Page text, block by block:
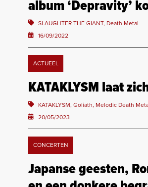
album ‘Depravity’
SLAUGHTER THE GIANT, Death Metal
16/09/2022
ACTUEEL
KATAKLYSM laat
KATAKLYSM, Goliath, Melodic Death
20/05/2023
CONCERTEN
Japanse geesten,